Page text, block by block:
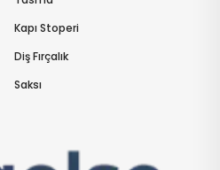
Kapı Stoperi
Diş Fırçalık
Saksı